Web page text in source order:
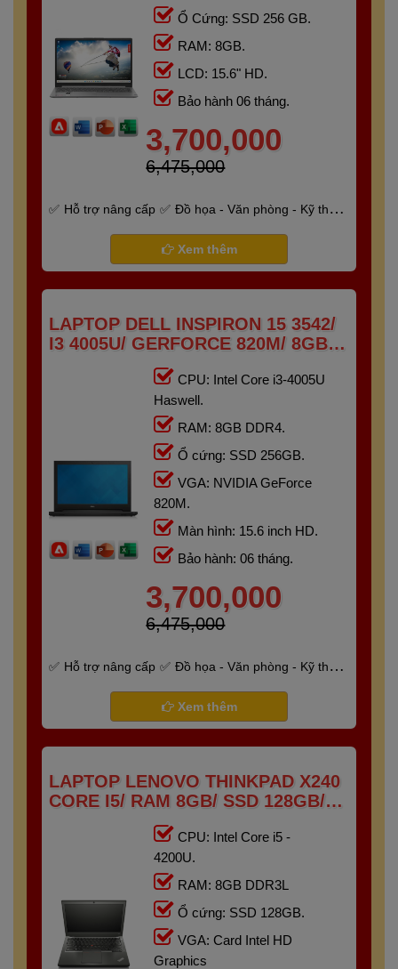
Ổ Cứng: SSD 256 GB.
RAM: 8GB.
LCD: 15.6" HD.
Bảo hành 06 tháng.
3,700,000
6,475,000
Hỗ trợ nâng cấp
Đồ họa - Văn phòng - Kỹ thuật
Xem thêm
LAPTOP DELL INSPIRON 15 3542/
I3 4005U/ GERFORCE 820M/ 8GB/
256GB/ 15.6" HD
CPU: Intel Core i3-4005U
Haswell.
RAM: 8GB DDR4.
Ổ cứng: SSD 256GB.
VGA: NVIDIA GeForce
820M.
Màn hình: 15.6 inch HD.
Bảo hành: 06 tháng.
3,700,000
6,475,000
Hỗ trợ nâng cấp
Đồ họa - Văn phòng - Kỹ thuật
Xem thêm
LAPTOP LENOVO THINKPAD X240
CORE I5/ RAM 8GB/ SSD 128GB/
CPU: Intel Core i5 -
4200U.
RAM: 8GB DDR3L
Ổ cứng: SSD 128GB.
VGA: Card Intel HD
Graphics